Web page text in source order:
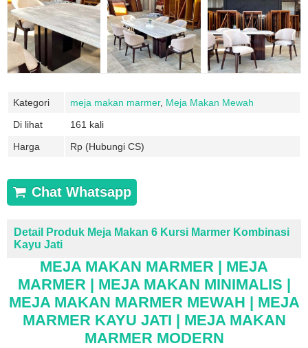
Kategori meja makan marmer, Meja Makan Mewah
Di lihat
161 kali
Harga
Rp (Hubungi CS)
Chat Whatsapp
Detail Produk Meja Makan 6 Kursi Marmer Kombinasi
Kayu Jati
MEJA MAKAN MARMER | MEJA
MARMER | MEJA MAKAN MINIMALIS |
MEJA MAKAN MARMER MEWAH | MEJA
MARMER KAYU JATI | MEJA MAKAN
MARMER MODERN